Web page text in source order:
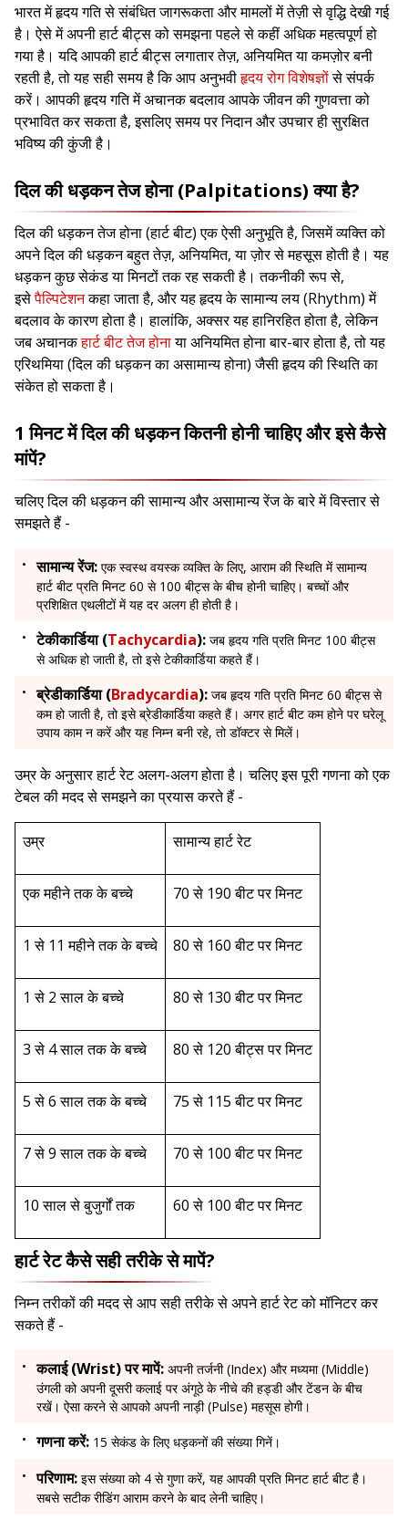
भारत में हृदय गति से संबंधित जागरूकता और मामलों में तेज़ी से वृद्धि देखी गई
है। ऐसे में अपनी हार्ट बीट्स को समझना पहले से कहीं अधिक महत्वपूर्ण हो
गया है। यदि आपकी हार्ट बीट्स लगातार तेज़, अनियमित या कमज़ोर बनी
रहती है, तो यह सही समय है कि आप अनुभवीहृदय रोग विशेषज्ञोंसे संपर्क
करें। आपकी हृदय गति में अचानक बदलाव आपके जीवन की गुणवत्ता को
प्रभावित कर सकता है, इसलिए समय पर निदान और उपचार ही सुरक्षित
भविष्य की कुंजी है।
दिल की धड़कन तेज होना (Palpitations) क्या है?
दिल की धड़कन तेज होना (हार्ट बीट) एक ऐसी अनुभूति है, जिसमें व्यक्ति को
अपने दिल की धड़कन बहुत तेज़, अनियमित, या ज़ोर से महसूस होती है। यह
धड़कन कुछ सेकंड या मिनटों तक रह सकती है। तकनीकी रूप से,
इसेपैल्पिटेशनकहा जाता है, और यह हृदय के सामान्य लय (Rhythm) में
बदलाव के कारण होता है। हालांकि, अक्सर यह हानिरहित होता है, लेकिन
जब अचानकहार्ट बीट तेज होनाया अनियमित होना बार-बार होता है, तो यह
एरिथमिया (दिल की धड़कन का असामान्य होना) जैसी हृदय की स्थिति का
संकेत हो सकता है।
1 मिनट में दिल की धड़कन कितनी होनी चाहिए और इसे कैसे
मांपें?
चलिए दिल की धड़कन की सामान्य और असामान्य रेंज के बारे में विस्तार से
समझते हैं -
सामान्य रेंज: एक स्वस्थ वयस्क व्यक्ति के लिए, आराम की स्थिति में सामान्य
हार्ट बीट प्रति मिनट 60 से 100 बीट्स के बीच होनी चाहिए। बच्चों और
प्रशिक्षित एथलीटों में यह दर अलग ही होती है।
टेकीकार्डिया (Tachycardia): जब हृदय गति प्रति मिनट 100 बीट्स
से अधिक हो जाती है, तो इसे टेकीकार्डिया कहते हैं।
ब्रेडीकार्डिया (Bradycardia): जब हृदय गति प्रति मिनट 60 बीट्स से
कम हो जाती है, तो इसे ब्रेडीकार्डिया कहते हैं। अगर हार्ट बीट कम होने पर घरेलू
उपाय काम न करें और यह निम्न बनी रहे, तो डॉक्टर से मिलें।
उम्र के अनुसार हार्ट रेट अलग-अलग होता है। चलिए इस पूरी गणना को एक
टेबल की मदद से समझने का प्रयास करते हैं -
उम्र सामान्य हार्ट रेट
एक महीने तक के बच्चे 70 से 190 बीट पर मिनट
1 से 11 महीने तक के बच्चे 80 से 160 बीट पर मिनट
1 से 2 साल के बच्चे 80 से 130 बीट पर मिनट
3 से 4 साल तक के बच्चे 80 से 120 बीट्स पर मिनट
5 से 6 साल तक के बच्चे 75 से 115 बीट पर मिनट
7 से 9 साल तक के बच्चे 70 से 100 बीट पर मिनट
10 साल से बुजुर्गों तक 60 से 100 बीट पर मिनट
हार्ट रेट कैसे सही तरीके से मापें?
निम्न तरीकों की मदद से आप सही तरीके से अपने हार्ट रेट को मॉनिटर कर
सकते हैं -
कलाई (Wrist) पर मापें: अपनी तर्जनी (Index) और मध्यमा (Middle)
उंगली को अपनी दूसरी कलाई पर अंगूठे के नीचे की हड्डी और टेंडन के बीच
रखें। ऐसा करने से आपको अपनी नाड़ी (Pulse) महसूस होगी।
गणना करें: 15 सेकंड के लिए धड़कनों की संख्या गिनें।
परिणाम: इस संख्या को 4 से गुणा करें, यह आपकी प्रति मिनट हार्ट बीट है।
सबसे सटीक रीडिंग आराम करने के बाद लेनी चाहिए।